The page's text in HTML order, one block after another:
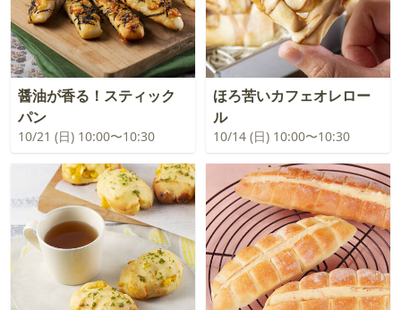
醤油が香る！スティック
パン
10/21 (日) 10:00〜10:30
ほろ苦いカフェオレロー
ル
10/14 (日) 10:00〜10:30